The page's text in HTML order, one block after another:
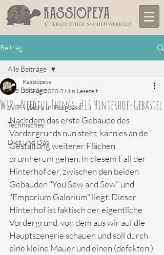
literarischer sachenwerkler
Beitrag
Alle Beiträge
WIP - Work in Progress
Technisches
Dies und Das
Alle Beiträge
WIP - Needful Things: #16 Hinterhof-Gebastel
Kassiopeya
19. Aug. 2020 3 Min. Lesezeit
Nachdem das erste Gebäude des
Vordergrunds nun steht, kann es an de
Gestaltung weiterer Flächen
drumherum gehen. In diesem Fall der
Hinterhof der, zwischen den beiden
Gebäuden "You Sew and Sew" und
"Emporium Galorium" liegt. Dieser
Hinterhof ist faktisch der eigentliche
Vordergrund, von dem aus wir auf die
Hauptszenerie schauen und soll durch
eine kleine Mauer und einen (defekten )